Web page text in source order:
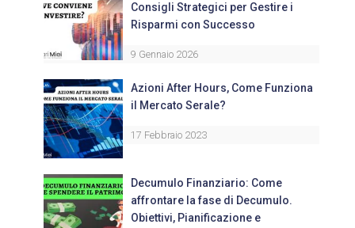
Consigli Strategici per Gestire i
Risparmi con Successo
9 Gennaio 2026
Azioni After Hours, Come Funziona
il Mercato Serale?
17 Febbraio 2023
Decumulo Finanziario: Come
affrontare la fase di Decumulo.
Obiettivi, Pianificazione e